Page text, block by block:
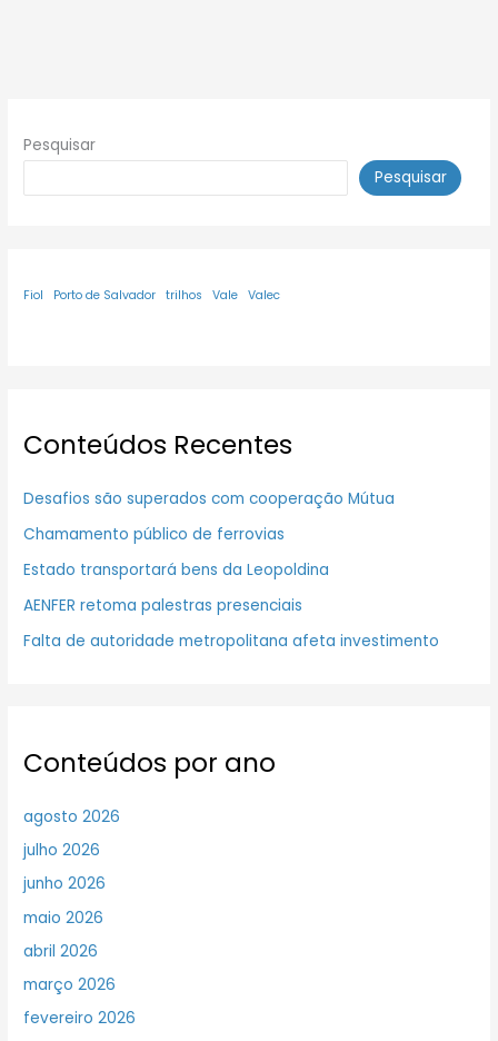
Pesquisar
Pesquisar
Fiol Porto de Salvador trilhos Vale Valec
Conteúdos Recentes
Desafios são superados com cooperação Mútua
Chamamento público de ferrovias
Estado transportará bens da Leopoldina
AENFER retoma palestras presenciais
Falta de autoridade metropolitana afeta investimento
Conteúdos por ano
agosto 2026
julho 2026
junho 2026
maio 2026
abril 2026
março 2026
fevereiro 2026